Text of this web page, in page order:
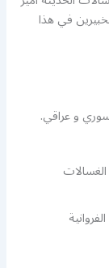
في هذا
و عراقي.